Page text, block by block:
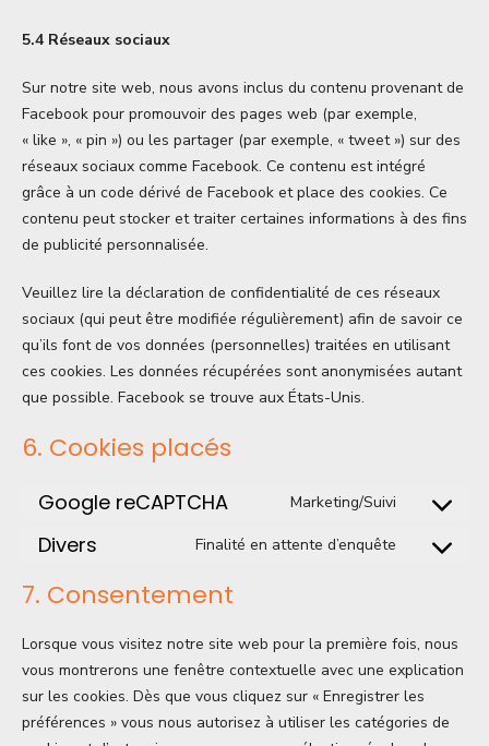
5.4 Réseaux sociaux
Sur notre site web, nous avons inclus du contenu provenant de
Facebook pour promouvoir des pages web (par exemple,
« like », « pin ») ou les partager (par exemple, « tweet ») sur des
réseaux sociaux comme Facebook. Ce contenu est intégré
grâce à un code dérivé de Facebook et place des cookies. Ce
contenu peut stocker et traiter certaines informations à des fins
de publicité personnalisée.
Veuillez lire la déclaration de confidentialité de ces réseaux
sociaux (qui peut être modifiée régulièrement) afin de savoir ce
qu’ils font de vos données (personnelles) traitées en utilisant
ces cookies. Les données récupérées sont anonymisées autant
que possible. Facebook se trouve aux États-Unis.
6. Cookies placés
Google reCAPTCHA Marketing/Suivi
Divers Finalité en attente d’enquête
7. Consentement
Lorsque vous visitez notre site web pour la première fois, nous
vous montrerons une fenêtre contextuelle avec une explication
sur les cookies. Dès que vous cliquez sur « Enregistrer les
préférences » vous nous autorisez à utiliser les catégories de